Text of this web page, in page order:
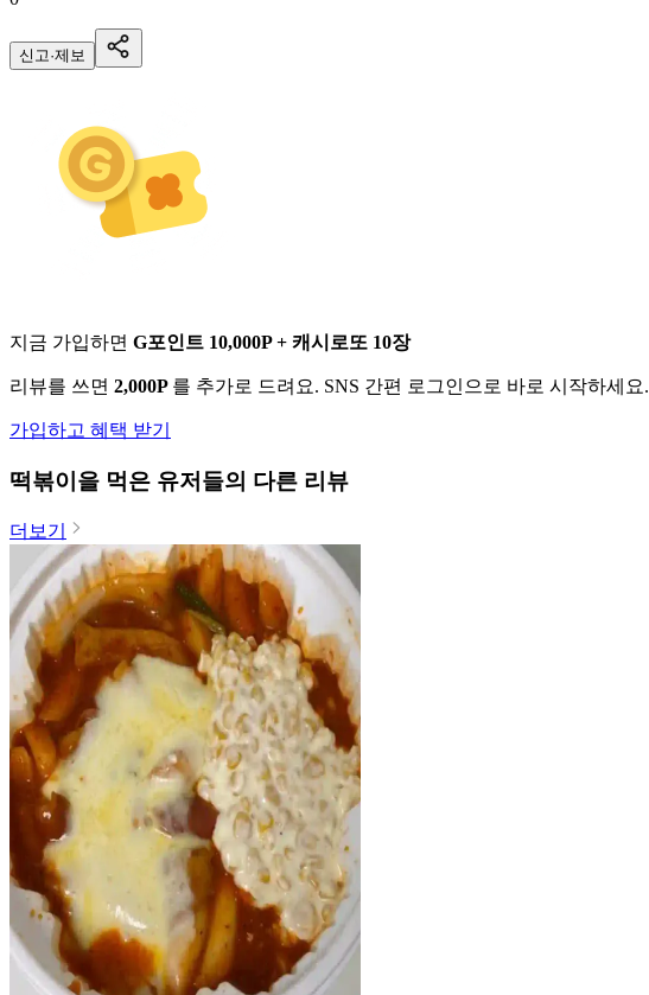
신고·제보
지금 가입하면 G포인트 10,000P + 캐시로또 10장
리뷰를 쓰면 2,000P 를 추가로 드려요. SNS 간편 로그인으로 바로 시작하세요.
가입하고 혜택 받기
떡볶이 을 먹은 유저들의 다른 리뷰
더보기